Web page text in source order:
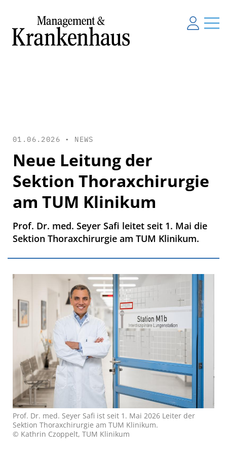
01.06.2026 • NEWS
Neue Leitung der
Sektion Thoraxchirurgie
am TUM Klinikum
Prof. Dr. med. Seyer Safi leitet seit 1. Mai die
Sektion Thoraxchirurgie am TUM Klinikum.
Prof. Dr. med. Seyer Safi ist seit 1. Mai 2026 Leiter der
Sektion Thoraxchirurgie am TUM Klinikum.
© Kathrin Czoppelt, TUM Klinikum